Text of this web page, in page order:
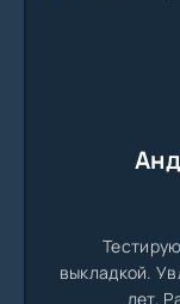
выкладкой.
лет.